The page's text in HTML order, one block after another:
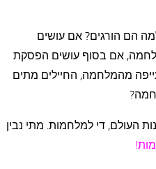
הם הורגים? אם עושים
אם בסוף עושים הפסקת
מהמלחמה, החיילים מתים
העולם, די למלחמות. מתי נבין